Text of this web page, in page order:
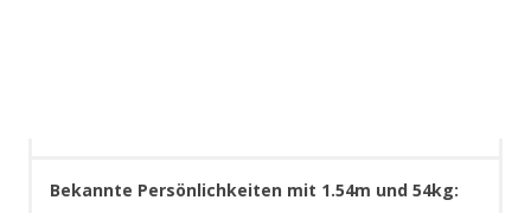
Bekannte Persönlichkeiten mit 1.54m und 54kg: